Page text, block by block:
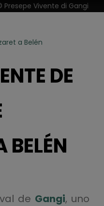
Presepe Vivente di Gangi
a Belén
DE
BELÉN
de Gangi, uno